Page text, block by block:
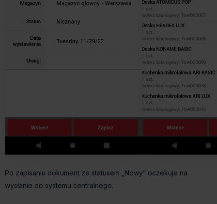
Po zapisaniu dokument ze statusem „Nowy” oczekuje na
wysłanie do systemu centralnego.